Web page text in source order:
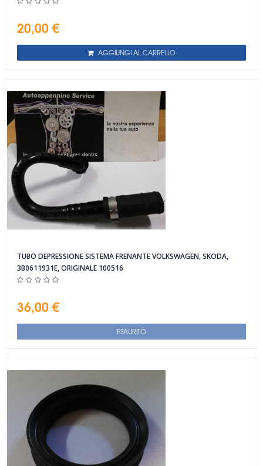
20,00 €
AGGIUNGI AL CARRELLO
TUBO DEPRESSIONE SISTEMA FRENANTE VOLKSWAGEN, SKODA,
3B0611931E, ORIGINALE 100516
36,00 €
ESAURITO